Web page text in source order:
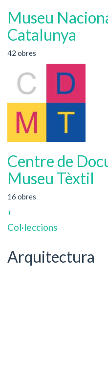
Museu
Catalunya
42 obres
Centre de
Museu Tèxtil
16 obres
+
Col·leccions
Arquitectura